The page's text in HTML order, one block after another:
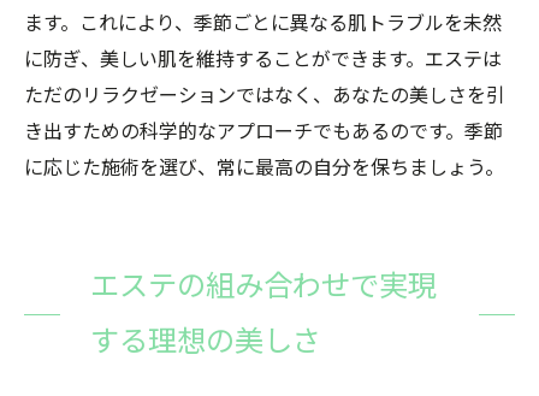
ます。これにより、季節ごとに異なる肌トラブルを未然
に防ぎ、美しい肌を維持することができます。エステは
ただのリラクゼーションではなく、あなたの美しさを引
き出すための科学的なアプローチでもあるのです。季節
に応じた施術を選び、常に最高の自分を保ちましょう。
エステの組み合わせで実現
する理想の美しさ